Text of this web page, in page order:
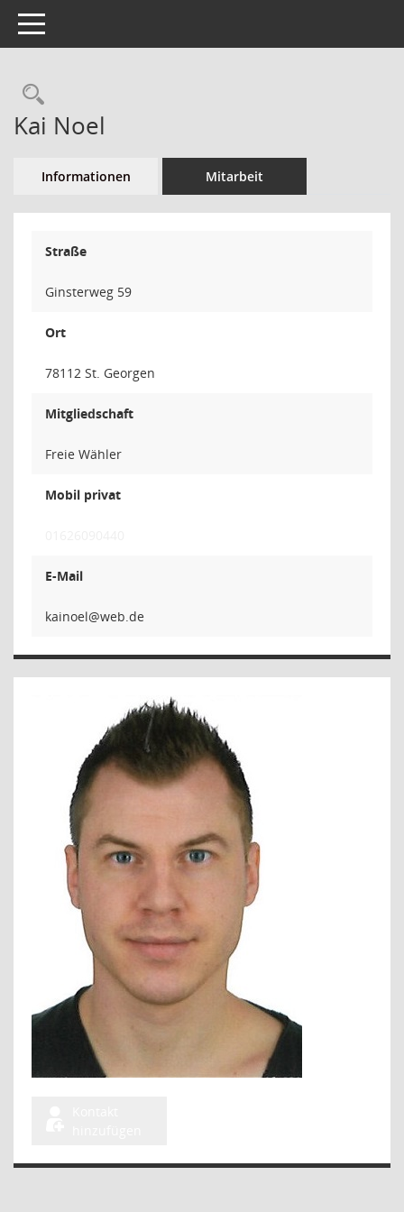
Toggle navigation
Rechercheauswahl
Kai Noel
Informationen Mitarbeit
Straße
Ginsterweg 59
Ort
78112 St. Georgen
Mitgliedschaft
Freie Wähler
Mobil privat
E-Mail
leo